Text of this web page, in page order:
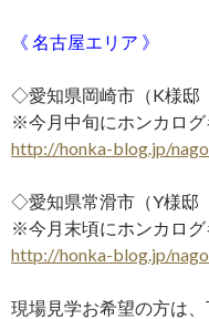
《 名古屋エリア 》
◇愛知県岡崎市（K様邸
※今月中旬にホンカログ
http://honka-blog.jp/
◇愛知県常滑市（Y様邸
※今月末頃にホンカログ
http://honka-blog.jp/
現場見学お希望の方は